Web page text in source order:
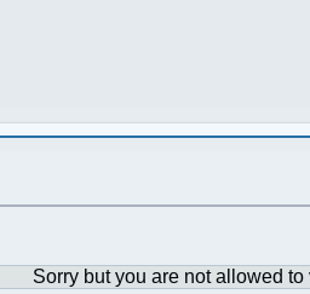
Sorry but you are not allowed